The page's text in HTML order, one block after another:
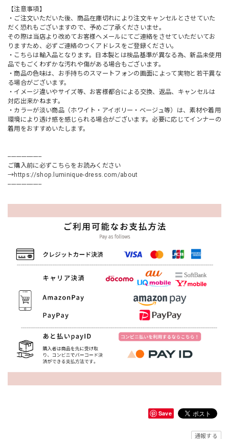
【注意事項】
・ご注文いただいた後、商品在庫切れにより注文キャンセルとさせていた
だく恐れもございますので、予めご了承くださいませ。
その際は当店より改めてお客様へメールにてご連絡をさせていただいてお
りますため、必ずご連絡のつくアドレスをご登録ください。
・こちらは輸入品となります。日本製とは検品基準が異なる為、新品未使用
品でもごくわずかな汚れや傷がある場合もございます。
・商品の色味は、お手持ちのスマートフォンの画面によって実物と若干異な
る場合がございます。
・イメージ違いやサイズ等、お客様都合による交換、返品、キャンセルは
対応出来かねます。
・カラーが淡い商品（ホワイト・アイボリー・ベージュ等）は、素材や着用
環境により透け感を感じられる場合がございます。必要に応じてインナーの
着用をおすすめいたします。
--------------------
ご購入前に必ずこちらをお読みください
→https://shop.luminique-dress.com/about
--------------------
Save
通報する